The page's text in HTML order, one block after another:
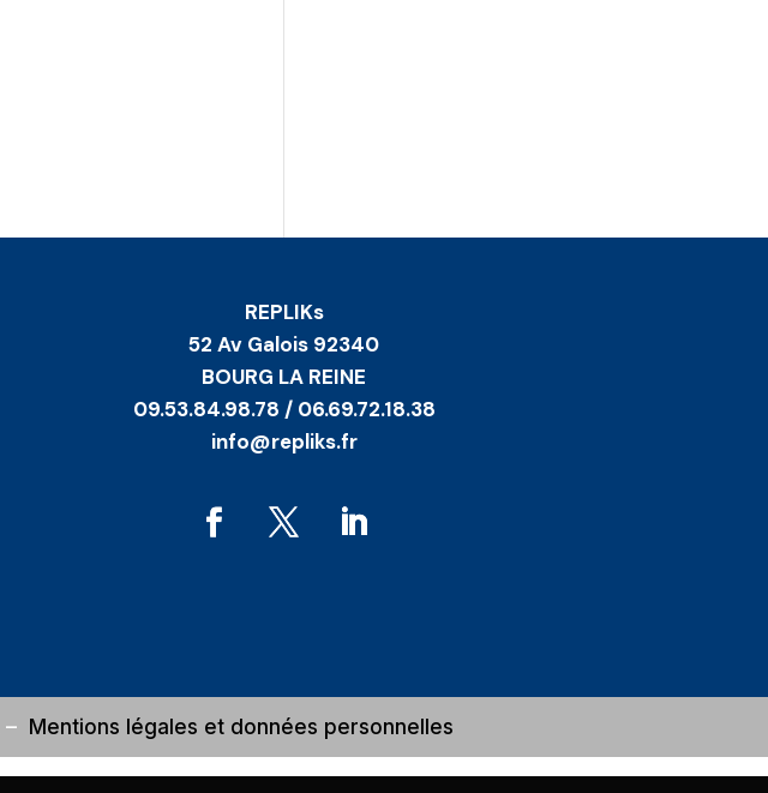
REPLIKs
52 Av Galois 92340
BOURG LA REINE
09.53.84.98.78 / 06.69.72.18.38
info@repliks.fr
– Mentions légales et données personnelles